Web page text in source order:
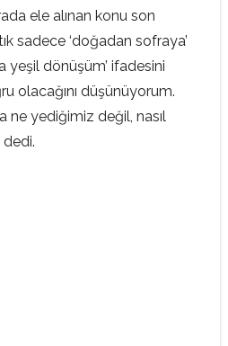
ele alınan konu son
sadece ‘doğadan sofraya’
yeşil dönüşüm’ ifadesini
olacağını düşünüyorum.
ne yediğimiz değil, nasıl
dedi.